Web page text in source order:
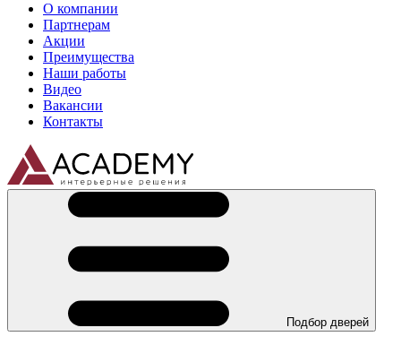
О компании
Партнерам
Акции
Преимущества
Наши работы
Видео
Вакансии
Контакты
Подбор дверей